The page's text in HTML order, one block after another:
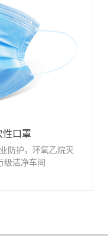
性口罩
防护，环氧乙烷灭
级洁净车间